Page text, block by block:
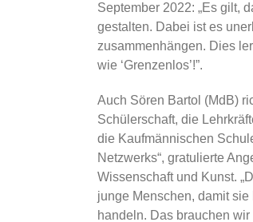
September 2022: „Es gilt,
gestalten. Dabei ist es
zusammenhängen. Dies
wie ‘Grenzenlos’!”.
Auch Sören Bartol (MdB)
Schülerschaft, die
die Kaufmännischen
Netzwerks“, gratulierte
Wissenschaft und Kunst.
junge Menschen, damit
handeln. Das brauchen